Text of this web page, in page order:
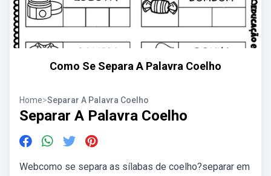
Como Se Separa A Palavra Coelho
Home>Separar A Palavra Coelho
Separar A Palavra Coelho
Webcomo se separa as sílabas de coelho?separar em